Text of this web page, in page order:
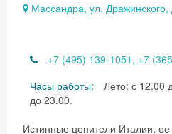
Массандра, ул. Дражинского,
+7 (495) 139-1051, +7
Часы работы:
Лето: с 12.00
до 23.00.
Истинные ценители Италии, ее